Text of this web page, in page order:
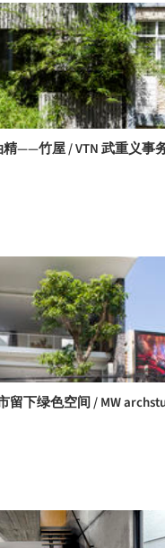
——竹屋 / VTN 武重义事
留下绿色空间 / MW